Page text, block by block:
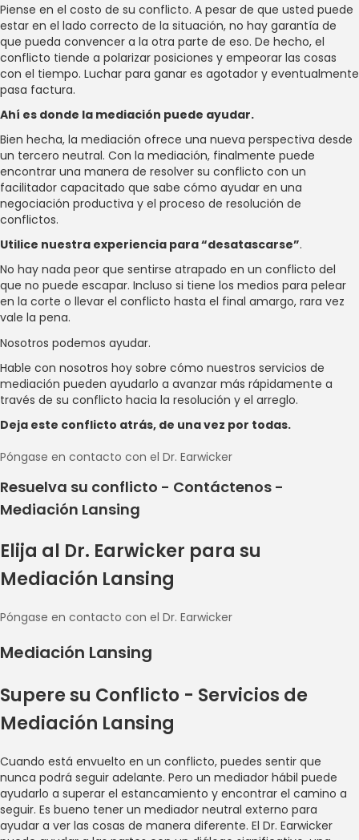
Piense en el costo de su conflicto. A pesar de que usted puede
estar en el lado correcto de la situación, no hay garantía de
que pueda convencer a la otra parte de eso. De hecho, el
conflicto tiende a polarizar posiciones y empeorar las cosas
con el tiempo. Luchar para ganar es agotador y eventualmente
pasa factura.
Ahí es donde la mediación puede ayudar.
Bien hecha, la mediación ofrece una nueva perspectiva desde
un tercero neutral. Con la mediación, finalmente puede
encontrar una manera de resolver su conflicto con un
facilitador capacitado que sabe cómo ayudar en una
negociación productiva y el proceso de resolución de
conflictos.
Utilice nuestra experiencia para “desatascarse”.
No hay nada peor que sentirse atrapado en un conflicto del
que no puede escapar. Incluso si tiene los medios para pelear
en la corte o llevar el conflicto hasta el final amargo, rara vez
vale la pena.
Nosotros podemos ayudar.
Hable con nosotros hoy sobre cómo nuestros servicios de
mediación pueden ayudarlo a avanzar más rápidamente a
través de su conflicto hacia la resolución y el arreglo.
Deja este conflicto atrás, de una vez por todas.
Póngase en contacto con el Dr. Earwicker
Resuelva su conflicto - Contáctenos -
Mediación Lansing
Elija al Dr. Earwicker para su
Mediación Lansing
Póngase en contacto con el Dr. Earwicker
Mediación Lansing
Supere su Conflicto - Servicios de
Mediación Lansing
Cuando está envuelto en un conflicto, puedes sentir que
nunca podrá seguir adelante. Pero un mediador hábil puede
ayudarlo a superar el estancamiento y encontrar el camino a
seguir. Es bueno tener un mediador neutral externo para
ayudar a ver las cosas de manera diferente. El Dr. Earwicker